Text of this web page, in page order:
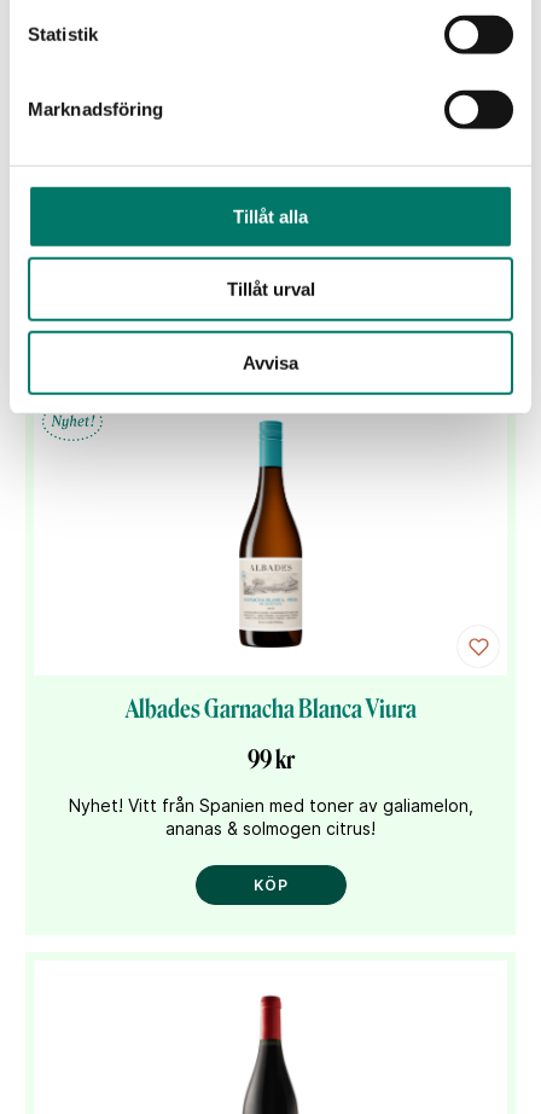
Statistik
Marknadsföring
Tillåt alla
Tillåt urval
Avvisa
KÖP
Vi tror du gillar
Albades Garnacha Blanca Viura
99 kr
Nyhet! Vitt från Spanien med toner av galiamelon,
ananas & solmogen citrus!
KÖP